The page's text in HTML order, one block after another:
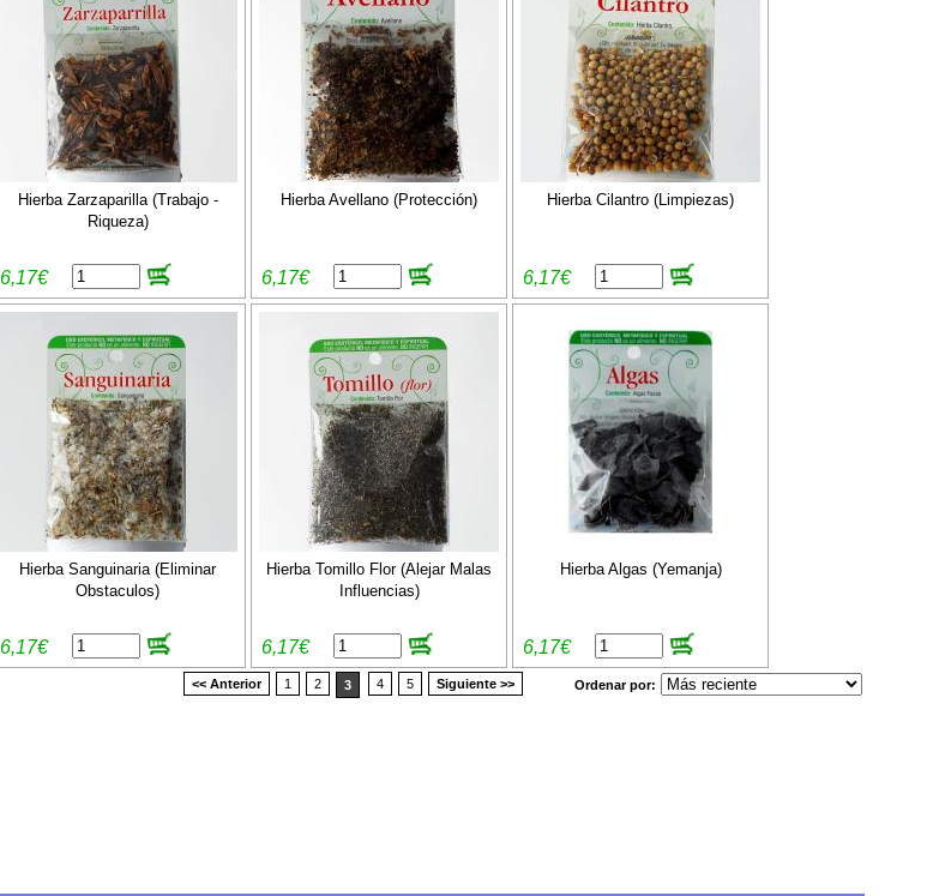
Hierba Zarzaparilla (Trabajo -
Riqueza)
6,17€
Hierba Avellano (Protección)
6,17€
Hierba Cilantro (Limpiezas)
6,17€
Hierba Sanguinaria (Eliminar
Obstaculos)
6,17€
Hierba Tomillo Flor (Alejar Malas
Influencias)
6,17€
Hierba Algas (Yemanja)
6,17€
<< Anterior 1 2 3 4 5 Siguiente >> Ordenar por: